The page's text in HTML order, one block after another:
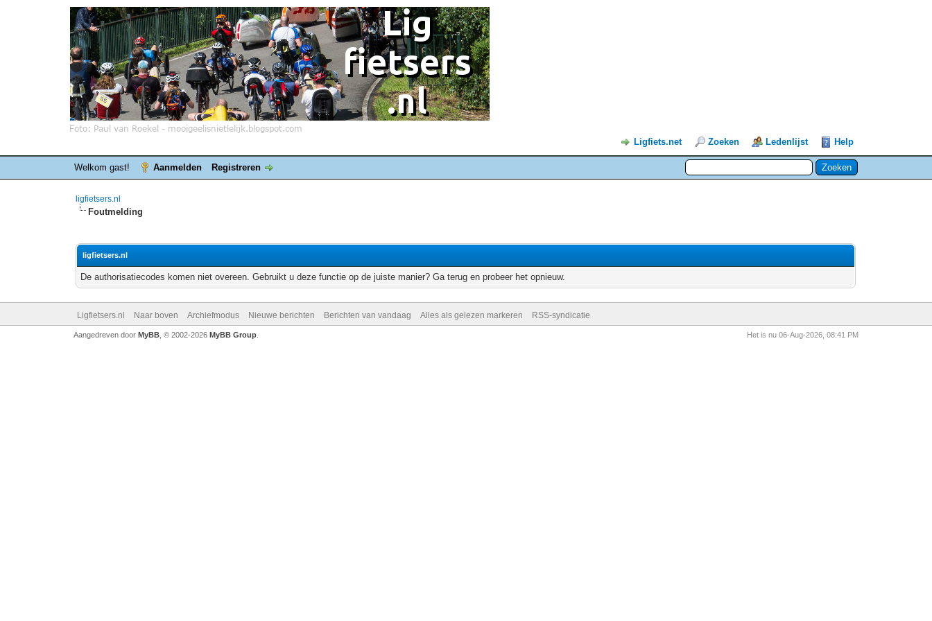
Ligfiets.net Zoeken Ledenlijst Help
Welkom gast! Aanmelden Registreren
ligfietsers.nl
Foutmelding
ligfietsers.nl
De authorisatiecodes komen niet overeen. Gebruikt u deze functie op de juiste manier? Ga terug en probeer het opnieuw.
Ligfietsers.nl Naar boven Archiefmodus Nieuwe berichten Berichten van vandaag Alles als gelezen markeren RSS-syndicatie
Het is nu 06-Aug-2026, 08:41 PM
Aangedreven door MyBB, © 2002-2026 MyBB Group.